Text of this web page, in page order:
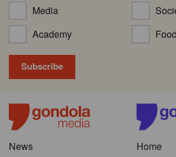
Media
Academy
News
Home